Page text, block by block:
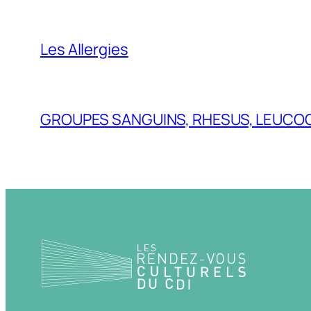
Les Allergies
GROUPES SANGUINS, RHESUS,